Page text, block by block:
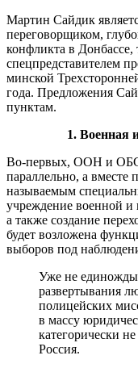
Мартин Сайдик
переговорщиком,
конфликта в Донбассе,
спецпредставителем
минской
года. Предложения
пунктам.
1. Военная
Во-первых, ООН и
параллельно, а вместе
называемым
учреждение военной
а также создание
будет возложена
выборов под
Уже не единожды
развертывания
полицейских
в массу
категорически
Россия.